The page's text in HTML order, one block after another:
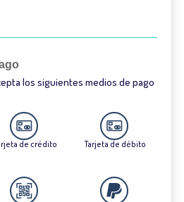
los siguientes medios de pago
de crédito Tarjeta de débito